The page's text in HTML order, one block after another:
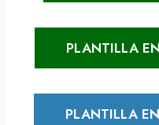
PLANTILLA
PLANTILLA